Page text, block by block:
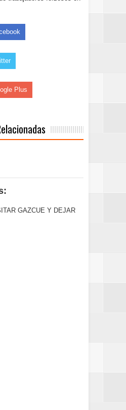
Plus
GAZCUE Y DEJAR